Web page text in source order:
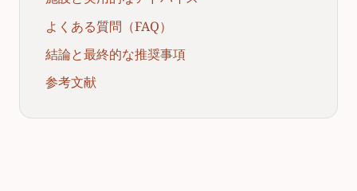
よくある質問（FAQ）
結論と最終的な推奨事項
参考文献